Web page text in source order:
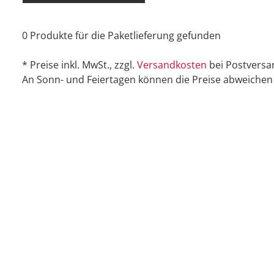
0 Produkte für die Paketlieferung gefunden
* Preise inkl. MwSt., zzgl. Versandkosten bei
An Sonn- und Feiertagen können die Preise abweichen